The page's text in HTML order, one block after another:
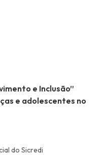
e Inclusão”
e adolescentes no
do Sicredi